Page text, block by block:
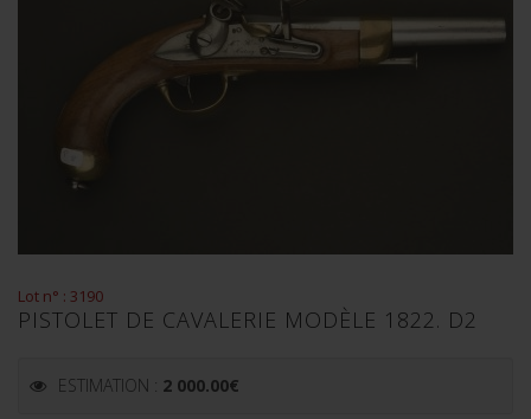
Lot n° : 3190
PISTOLET DE CAVALERIE MODÈLE 1822. D2
ESTIMATION : 2 000.00€